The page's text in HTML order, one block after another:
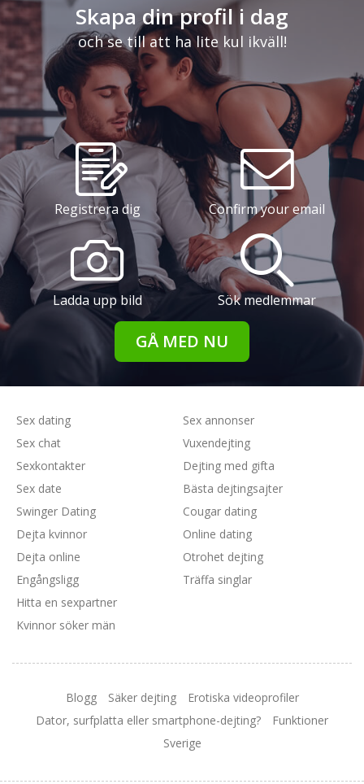
Skapa din profil i dag
och se till att ha lite kul ikväll!
Registrera dig Confirm your email
Ladda upp bild Sök medlemmar
GÅ MED NU
Sex dating
Sex chat
Sexkontakter
Sex date
Swinger Dating
Sex annonser
Vuxendejting
Dejting med gifta
Bästa dejtingsajter
Cougar dating
Dejta kvinnor
Dejta online
Engångsligg
Hitta en sexpartner
Kvinnor söker män
Online dating
Otrohet dejting
Träffa singlar
Blogg Säker dejting
Erotiska videoprofiler
Dator, surfplatta eller smartphone-dejting?
Funktioner
Sverige